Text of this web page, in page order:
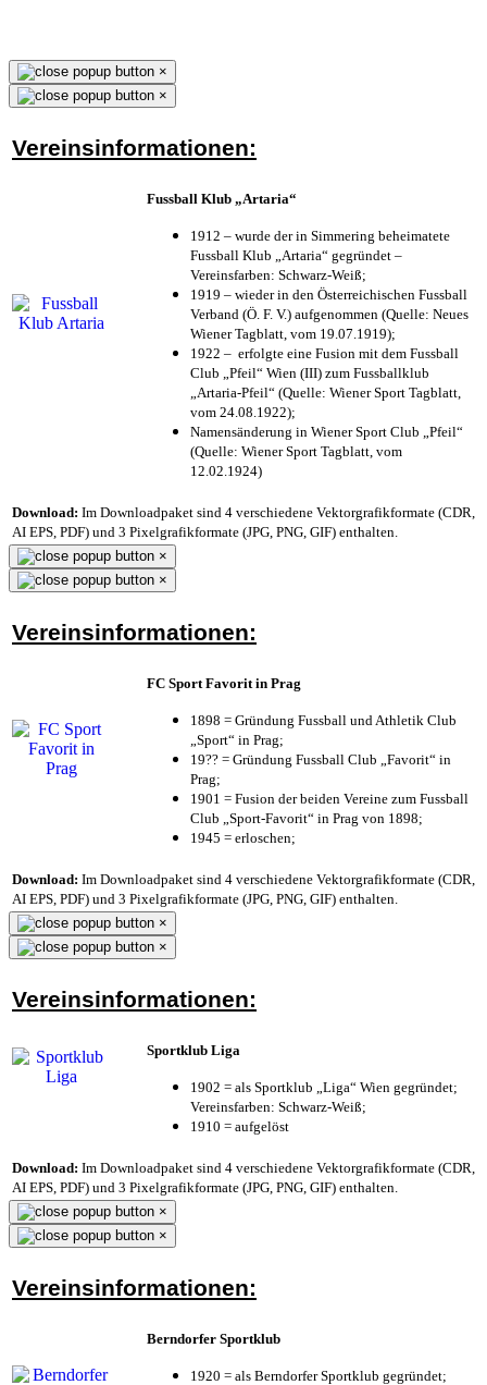
×
×
Vereinsinformationen:
Fussball Klub „Artaria“
1912 – wurde der in Simmering beheimatete
Fussball Klub „Artaria“ gegründet –
Vereinsfarben: Schwarz-Weiß;
1919 – wieder in den Österreichischen Fussball
Verband (Ö. F. V.) aufgenommen (Quelle: Neues
Wiener Tagblatt, vom 19.07.1919);
1922 – erfolgte eine Fusion mit dem Fussball
Club „Pfeil“ Wien (III) zum Fussballklub
„Artaria-Pfeil“ (Quelle: Wiener Sport Tagblatt,
vom 24.08.1922);
Namensänderung in Wiener Sport Club „Pfeil“
(Quelle: Wiener Sport Tagblatt, vom
12.02.1924)
Download: Im Downloadpaket sind 4 verschiedene Vektorgrafikformate (CDR,
AI EPS, PDF) und 3 Pixelgrafikformate (JPG, PNG, GIF) enthalten.
×
×
Vereinsinformationen:
FC Sport Favorit in Prag
1898 = Gründung Fussball und Athletik Club
„Sport“ in Prag;
19?? = Gründung Fussball Club „Favorit“ in
Prag;
1901 = Fusion der beiden Vereine zum Fussball
Club „Sport-Favorit“ in Prag von 1898;
1945 = erloschen;
Download: Im Downloadpaket sind 4 verschiedene Vektorgrafikformate (CDR,
AI EPS, PDF) und 3 Pixelgrafikformate (JPG, PNG, GIF) enthalten.
×
×
Vereinsinformationen:
Sportklub Liga
1902 = als Sportklub „Liga“ Wien gegründet;
Vereinsfarben: Schwarz-Weiß;
1910 = aufgelöst
Download: Im Downloadpaket sind 4 verschiedene Vektorgrafikformate (CDR,
AI EPS, PDF) und 3 Pixelgrafikformate (JPG, PNG, GIF) enthalten.
×
×
Vereinsinformationen:
Berndorfer Sportklub
1920 = als Berndorfer Sportklub gegründet;